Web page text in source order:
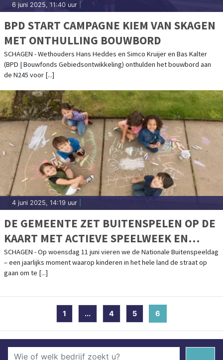
6 juni 2025, 11:40 uur
BPD START CAMPAGNE KIEM VAN SKAGEN
MET ONTHULLING BOUWBORD
SCHAGEN - Wethouders Hans Heddes en Simco Kruijer en Bas Kalter
(BPD | Bouwfonds Gebiedsontwikkeling) onthulden het bouwbord aan
de N245 voor [...]
4 juni 2025, 14:19 uur
DE GEMEENTE ZET BUITENSPELEN OP DE
KAART MET ACTIEVE SPEELWEEK EN
NIEUW SPEELBELEID
SCHAGEN - Op woensdag 11 juni vieren we de Nationale Buitenspeeldag
– een jaarlijks moment waarop kinderen in het hele land de straat op
gaan om te [...]
1 ... 4 5 6